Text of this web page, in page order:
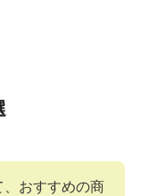
、おすすめの商